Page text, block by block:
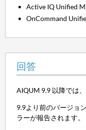
Active IQ Unified
OnCommand
回答
AIQUM 9.9 以降では
9.9より前のバージョ
ラーが報告されます。